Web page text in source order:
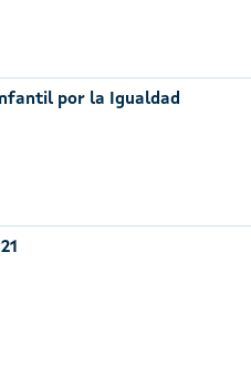
por la Igualdad